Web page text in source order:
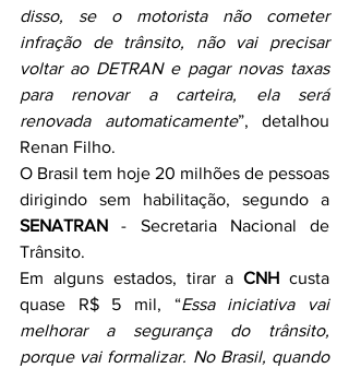
disso, se o motorista não cometer
infração de trânsito, não vai precisar
voltar ao DETRAN e pagar novas taxas
para renovar a carteira, ela será
renovada automaticamente”, detalhou
Renan Filho.
O Brasil tem hoje 20 milhões de pessoas
SENATRAN - Secretaria Nacional de
Trânsito.
Em alguns estados, tirar a CNH custa
quase R$ 5 mil, “Essa iniciativa vai
melhorar a segurança do trânsito,
porque vai formalizar. No Brasil, quando